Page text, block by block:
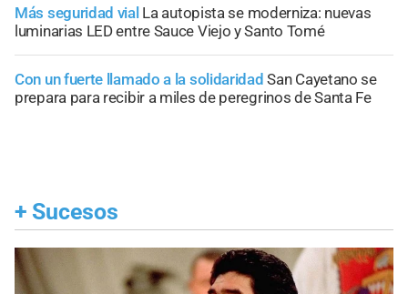
Más seguridad vial La autopista se moderniza: nuevas
luminarias LED entre Sauce Viejo y Santo Tomé
Con un fuerte llamado a la solidaridad San Cayetano se
prepara para recibir a miles de peregrinos de Santa Fe
+ Sucesos